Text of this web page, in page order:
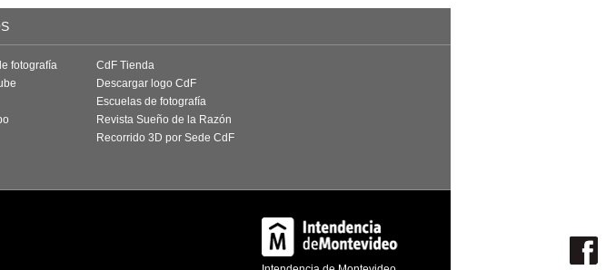
fotografía
CdF Tienda
Descargar logo CdF
Escuelas de fotografía
Revista Sueño de la Razón
Recorrido 3D por Sede CdF